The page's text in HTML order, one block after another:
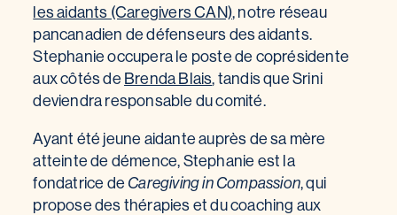
les aidants (Caregivers CAN), notre réseau
pancanadien de défenseurs des aidants.
Stephanie occupera le poste de coprésidente
aux côtés de Brenda Blais, tandis que Srini
deviendra responsable du comité.
Ayant été jeune aidante auprès de sa mère
atteinte de démence, Stephanie est la
fondatrice de Caregiving in Compassion, qui
propose des thérapies et du coaching aux